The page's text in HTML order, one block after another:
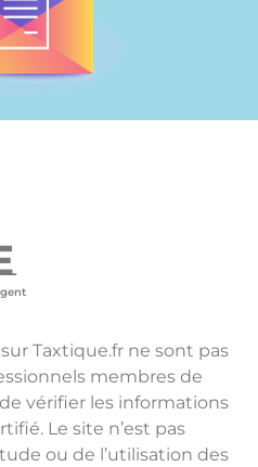
Taxtique.fr ne sont pas
membres de
de vérifier les informations
Le site n’est pas
ou de l’utilisation des